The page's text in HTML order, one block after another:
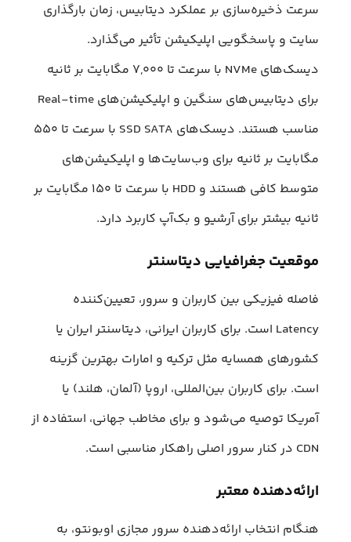
سرعت ذخیره‌سازی بر عملکرد دیتابیس، زمان بارگذاری
سایت و پاسخگویی اپلیکیشن تأثیر می‌گذارد.
دیسک‌های NVMe با سرعت تا ۷,۰۰۰ مگابایت بر ثانیه
برای دیتابیس‌های سنگین و اپلیکیشن‌های Real-time
مناسب هستند. دیسک‌های SSD SATA با سرعت تا ۵۵۰
مگابایت بر ثانیه برای وب‌سایت‌ها و اپلیکیشن‌های
متوسط کافی هستند و HDD با سرعت تا ۱۵۰ مگابایت بر
ثانیه بیشتر برای آرشیو و بک‌آپ کاربرد دارد.
موقعیت جغرافیایی دیتاسنتر
فاصله فیزیکی بین کاربران و سرور، تعیین‌کننده
Latency است. برای کاربران ایرانی، دیتاسنتر ایران یا
کشورهای همسایه مثل ترکیه و امارات بهترین گزینه
است. برای کاربران بین‌المللی، اروپا (آلمان، هلند) یا
آمریکا توصیه می‌شود و برای مخاطب جهانی، استفاده از
CDN در کنار سرور اصلی راهکار مناسبی است.
ارائه‌دهنده معتبر
هنگام انتخاب ارائه‌دهنده سرور مجازی اوبونتو، به